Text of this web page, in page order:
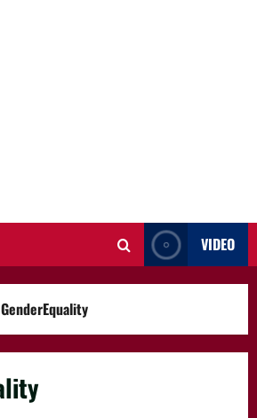
VIDEO
GenderEquality